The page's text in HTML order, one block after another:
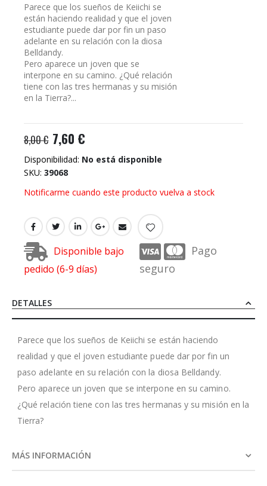
Parece que los sueños de Keiichi se
están haciendo realidad y que el joven
estudiante puede dar por fin un paso
adelante en su relación con la diosa
Belldandy.
Pero aparece un joven que se
interpone en su camino. ¿Qué relación
tiene con las tres hermanas y su misión
en la Tierra?...
8,00 € 7,60 €
Disponibilidad: No está disponible
SKU 39068
Notificarme cuando este producto vuelva a stock
Disponible bajo
pedido (6-9 días)
Pago
seguro
DETALLES
Parece que los sueños de Keiichi se están haciendo
realidad y que el joven estudiante puede dar por fin un
paso adelante en su relación con la diosa Belldandy.
Pero aparece un joven que se interpone en su camino.
¿Qué relación tiene con las tres hermanas y su misión en la
Tierra?
MÁS INFORMACIÓN